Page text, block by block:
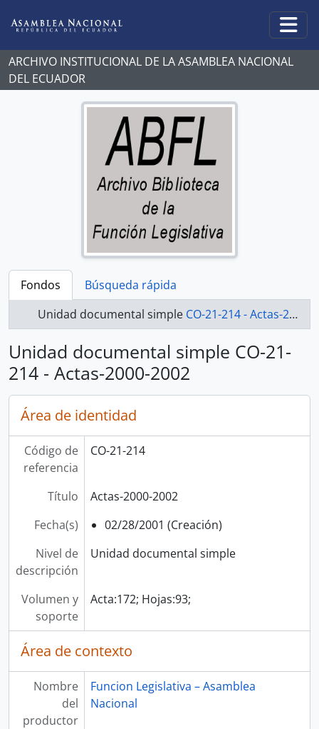
ARCHIVO INSTITUCIONAL DE LA ASAMBLEA NACIONAL
DEL ECUADOR
Fondos
Búsqueda rápida
Unidad documental simple CO-21-214 - Actas-2000-2002
Unidad documental simple CO-21-
214 - Actas-2000-2002
Área de identidad
Código de
referencia
CO-21-214
Título
Actas-2000-2002
Fecha(s)
02/28/2001 (Creación)
Nivel de
descripción
Unidad documental simple
Volumen y
soporte
Acta:172; Hojas:93;
Área de contexto
Nombre
del
productor
Funcion Legislativa – Asamblea
Nacional